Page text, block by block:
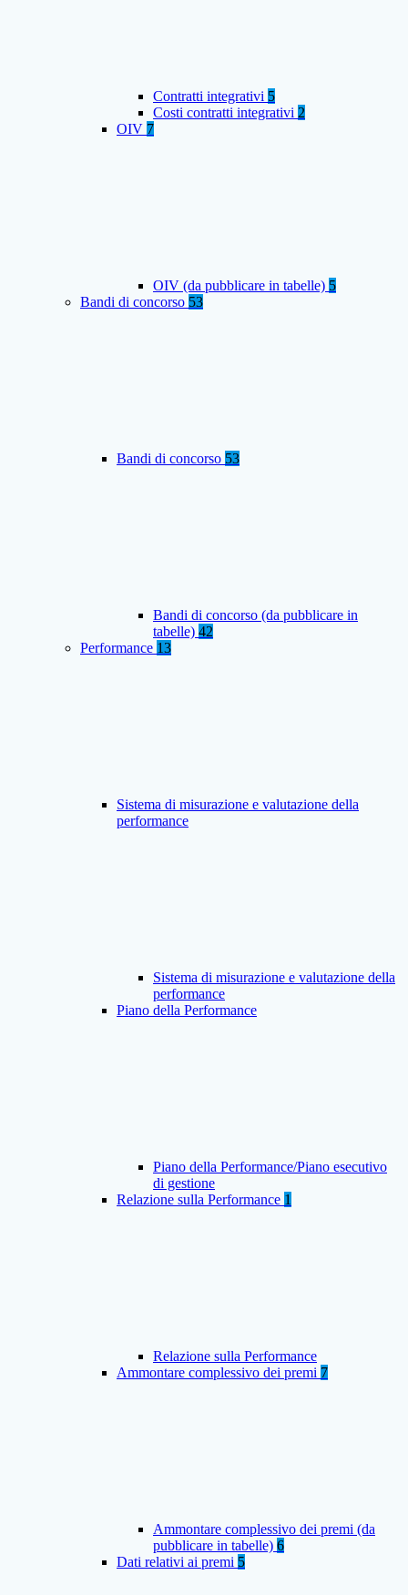
Contratti integrativi 5
Costi contratti integrativi 2
OIV 7
OIV (da pubblicare in tabelle) 5
Bandi di concorso 53
Bandi di concorso 53
Bandi di concorso (da pubblicare in
tabelle) 42
Performance 13
Sistema di misurazione e valutazione della
performance
Sistema di misurazione e valutazione della
performance
Piano della Performance
Piano della Performance/Piano esecutivo
di gestione
Relazione sulla Performance 1
Relazione sulla Performance
Ammontare complessivo dei premi 7
Ammontare complessivo dei premi (da
pubblicare in tabelle) 6
Dati relativi ai premi 5